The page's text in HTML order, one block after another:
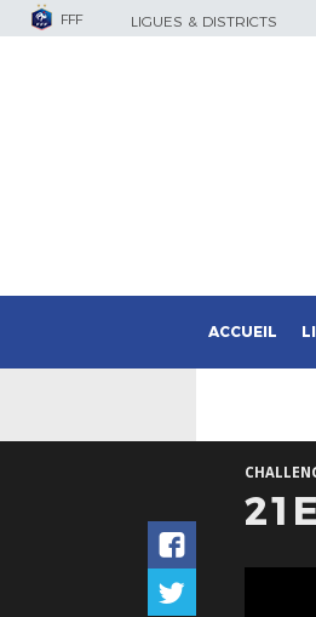
FFF LIGUES & DISTRICTS
ACCUEIL